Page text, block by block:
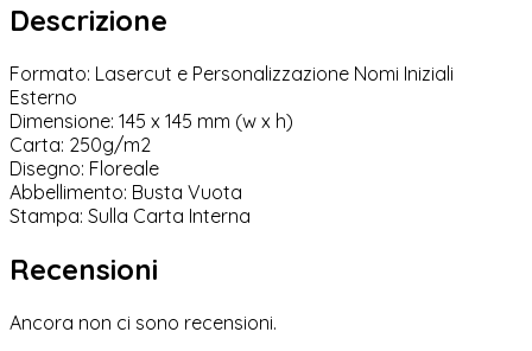
Descrizione
Formato: Lasercut e Personalizzazione Nomi Iniziali
Esterno
Dimensione: 145 x 145 mm (w x h)
Carta: 250g/m2
Disegno: Floreale
Abbellimento: Busta Vuota
Stampa: Sulla Carta Interna
Recensioni
Ancora non ci sono recensioni.